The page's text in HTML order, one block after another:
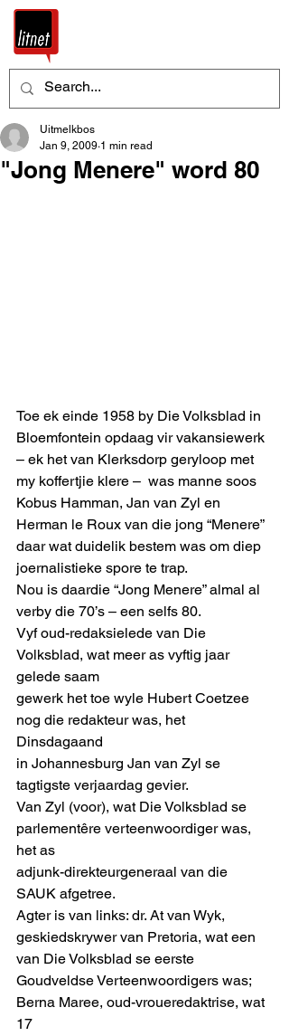
"Jong Menere" word 80
Uitmelkbos
Jan 9, 2009 1 min read
Toe ek einde 1958 by Die Volksblad in
Bloemfontein opdaag vir vakansiewerk
– ek het van Klerksdorp geryloop met
my koffertjie klere –  was manne soos
Kobus Hamman, Jan van Zyl en
Herman le Roux van die jong “Menere”
daar wat duidelik bestem was om diep
joernalistieke spore te trap.
Nou is daardie “Jong Menere” almal al
verby die 70’s – een selfs 80.
Vyf oud-redaksielede van Die
Volksblad, wat meer as vyftig jaar
gelede saam
gewerk het toe wyle Hubert Coetzee
nog die redakteur was, het
Dinsdagaand
in Johannesburg Jan van Zyl se
tagtigste verjaardag gevier.
Van Zyl (voor), wat Die Volksblad se
parlementêre verteenwoordiger was,
het as
adjunk-direkteurgeneraal van die
SAUK afgetree.
Agter is van links: dr. At van Wyk,
geskiedskrywer van Pretoria, wat een
van Die Volksblad se eerste
Goudveldse Verteenwoordigers was;
Berna Maree, oud-vroueredaktrise, wat
17